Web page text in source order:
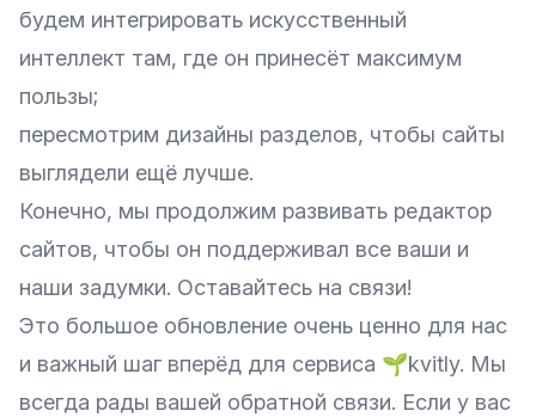
будем интегрировать искусственный
интеллект там, где он принесёт максимум
пользы;
пересмотрим дизайны разделов, чтобы сайты
выглядели ещё лучше.
Конечно, мы продолжим развивать редактор
сайтов, чтобы он поддерживал все ваши и
наши задумки. Оставайтесь на связи!
Это большое обновление очень ценно для нас
и важный шаг вперёд для сервиса 🌱kvitly. Мы
всегда рады вашей обратной связи. Если у вас